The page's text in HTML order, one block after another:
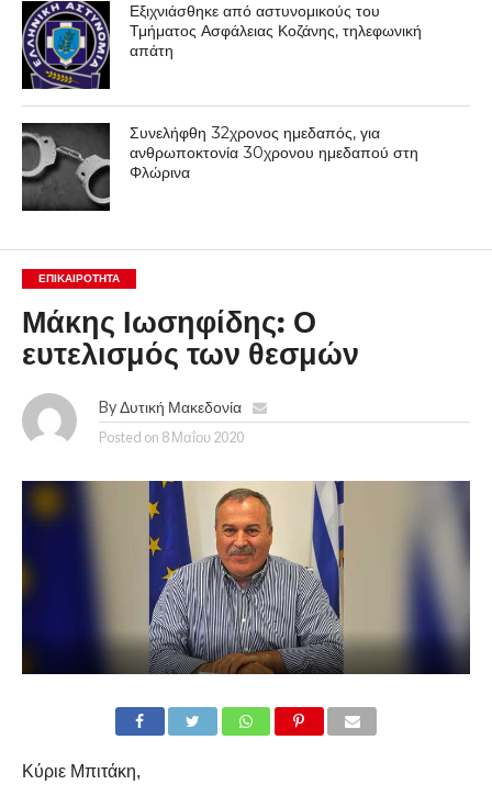
Εξιχνιάσθηκε από αστυνομικούς του
Τμήματος Ασφάλειας Κοζάνης, τηλεφωνική
απάτη
Συνελήφθη 32χρονος ημεδαπός, για
ανθρωποκτονία 30χρονου ημεδαπού στη
Φλώρινα
ΕΠΙΚΑΙΡΟΤΗΤΑ
Μάκης Ιωσηφίδης: Ο
ευτελισμός των θεσμών
By Δυτική Μακεδονία
Posted on 8 Μαΐου 2020
Κύριε Μπιτάκη,